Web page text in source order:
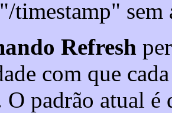
timestamp" sem
Refresh
com que
O padrão atual é